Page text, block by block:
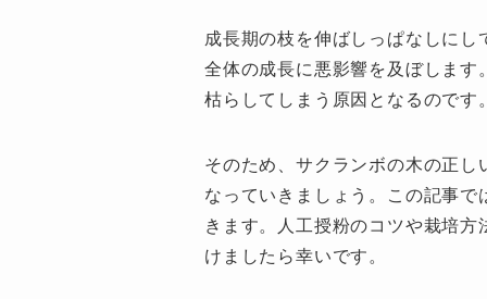
成長期の枝を伸ばしっぱなしに
全体の成長に悪影響を及ぼしま
枯らしてしまう原因となるのです
そのため、サクランボの木の正
なっていきましょう。この記事で
きます。人工授粉のコツや栽培
けましたら幸いです。